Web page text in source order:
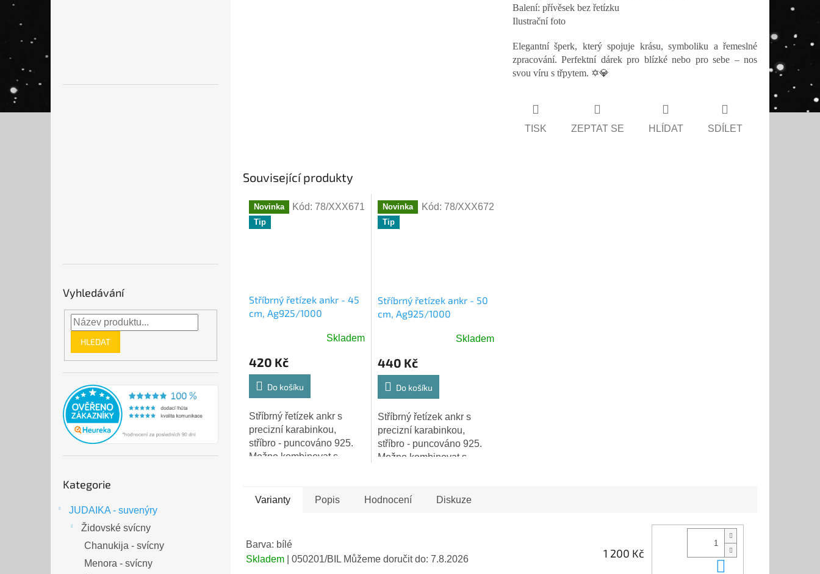
Vyhledávání
HLEDAT
kategorie
Kategorie
JUDAIKA - suvenýry
Židovské svícny
Chanukija - svícny
Menora - svícny
Balení: přívěsek bez řetízku
Ilustrační foto
Elegantní šperk, který spojuje krásu, symboliku a řemeslné
zpracování. Perfektní dárek pro blízké nebo pro sebe – nos
svou víru s třpytem. ✡️💎
TISK ZEPTAT SE HLÍDAT SDÍLET
Související produkty
Novinka
Tip
Stříbrný řetízek ankr - 45
cm, Ag925/1000
Skladem
420 Kč
Do košíku
Stříbrný řetízek ankr s
precizní karabinkou,
stříbro - puncováno 925.
Možno kombinovat s
Kód: 78/XXX671
Novinka
Tip
Stříbrný řetízek ankr - 50
cm, Ag925/1000
Skladem
440 Kč
Do košíku
Stříbrný řetízek ankr s
precizní karabinkou,
stříbro - puncováno 925.
Možno kombinovat s
Kód: 78/XXX672
Varianty Popis Hodnocení Diskuze
Barva: bílé
Skladem
| 050201/BIL Můžeme doručit do: 7.8.2026 1 200 Kč